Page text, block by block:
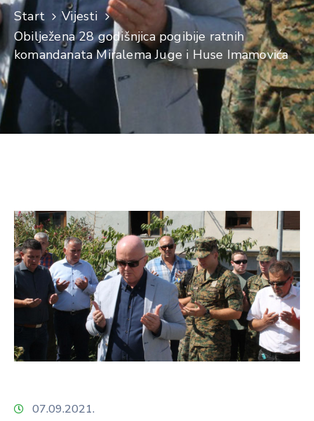
Start
Vijesti
Obilježena 28 godišnjica pogibije ratnih
komandanata Miralema Juge i Huse Imamovića
07.09.2021.